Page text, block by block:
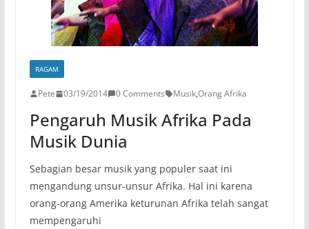
RAGAM
Pete 03/19/2014 0 Comments Musik,Orang Afrika
Pengaruh Musik Afrika Pada
Musik Dunia
Sebagian besar musik yang populer saat ini
mengandung unsur-unsur Afrika. Hal ini karena
orang-orang Amerika keturunan Afrika telah sangat
mempengaruhi